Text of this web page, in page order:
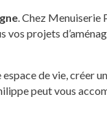
. Chez Menuiserie
vos projets
de vie, créer
peut vous